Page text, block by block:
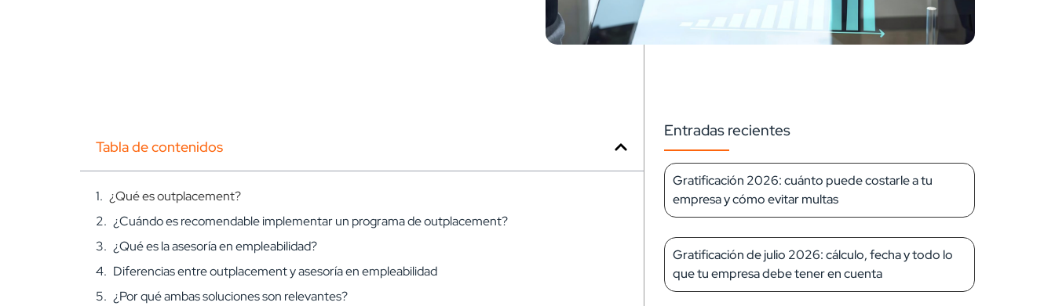
Tabla de contenidos
¿Qué es outplacement?
¿Cuándo es recomendable implementar un programa de outplacement?
¿Qué es la asesoría en empleabilidad?
Diferencias entre outplacement y asesoría en empleabilidad
¿Por qué ambas soluciones son relevantes?
Entradas recientes
Gratificación 2026: cuánto puede costarle a tu
empresa y cómo evitar multas
Gratificación de julio 2026: cálculo, fecha y todo lo
que tu empresa debe tener en cuenta